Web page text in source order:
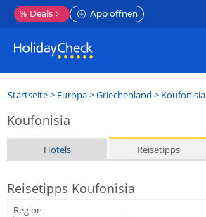
% Deals App öffnen
Startseite> Europa>Griechenland > Koufonisia
Koufonisia
Hotels Reisetipps
Reisetipps Koufonisia
Region